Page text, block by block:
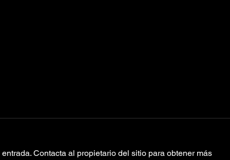
Contacta al propietario del sitio para obtener más